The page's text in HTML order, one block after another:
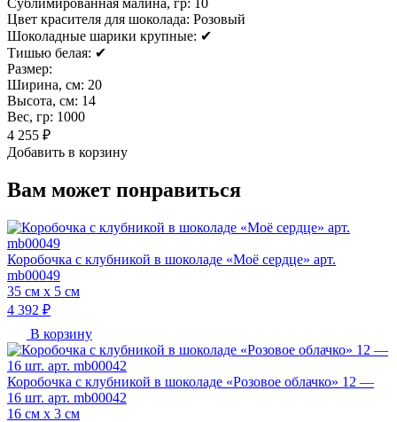
Цвет красителя для шоколада: Розовый
Шоколадные шарики крупные: ✔
Тишью белая: ✔
Размер:
Ширина, см: 20
Высота, см: 14
Вес, гр: 1000
4 255 ₽
Добавить в корзину
Вам может понравиться
Коробочка с клубникой в шоколаде «Моё сердце» арт.
mb00049
35 см х 5 см
4 392 ₽
В корзину
Коробочка с клубникой в шоколаде «Розовое облачко» 12 —
16 шт. арт. mb00042
16 см х 3 см